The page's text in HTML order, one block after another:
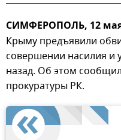
СИМФЕРОПОЛЬ, 12
Крыму предъявили
совершении насилия и
назад. Об этом
прокуратуры РК.